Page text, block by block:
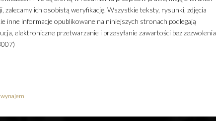
zalecamy ich osobistą weryfikację. Wszystkie teksty, rysunki, zdjęcia
inne informacje opublikowane na niniejszych stronach podlegają
elektroniczne przetwarzanie i przesyłanie zawartości bez zezwolenia
wynajem